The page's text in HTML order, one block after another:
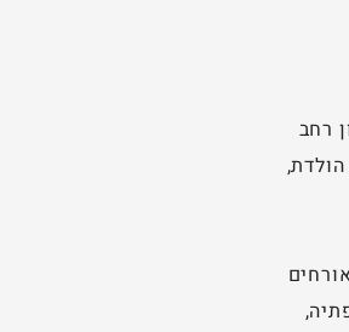
רחב